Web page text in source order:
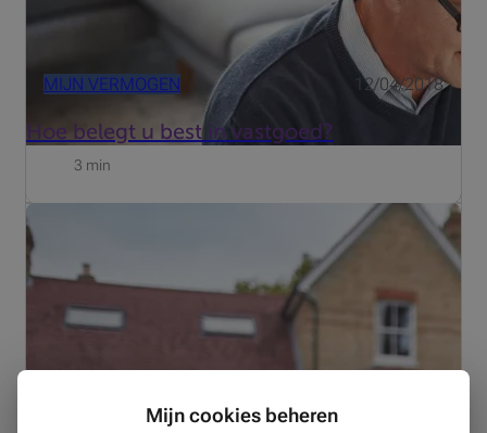
MIJN VERMOGEN 12/04/2018
Hoe belegt u best in vastgoed?
3 min
Wie vastgoed bezit, komt onvermijdelijk in contact met
de fiscus. Zo ontvangen eigenaars elk jaar een
aanslagbiljet voor de onroerende voorheffing, in de
volksmond ook bekend als de grondbelastingen. Dat
geldt zowel voor d...
Mijn cookies beheren